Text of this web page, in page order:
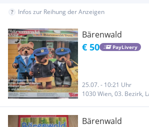
Infos zur Reihung der Anzeigen
Bärenwald
€ 50 PayLivery
25.07. - 10:21 Uhr
1030 Wien, 03. Bezirk,
Bärenwald